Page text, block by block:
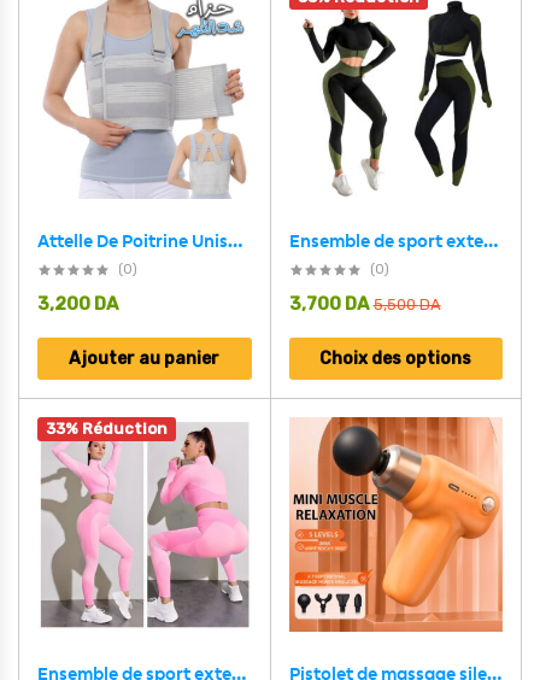
Attelle De Poitrine Unisexe, Bandoulière Réglable élastique Respirante
(0)
3,200 DA
Ajouter au panier
Ensemble de sport extensible pour femme 2 Pcs – Noir,Vert
(0)
5,500DA
3,700 DA
Choix des options
33% Réduction
Ensemble de sport extensible pour femme 2 Pcs – Rose Pistolet de massage silencieux professionnel à 5 vitesses, léger et portable